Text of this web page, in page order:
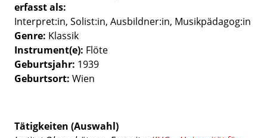
erfasst als
Interpret:in Solist:in Ausbildner:in Musikpädagog:in
Genre Klassik
Instrument(e) Flöte
Geburtsjahr 1939
Geburtsort Wien
Tätigkeiten (Auswahl)